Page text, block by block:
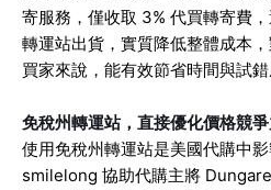
寄服務，僅收取 3% 代買轉寄費
轉運站出貨，實質降低整體成本
買家來說，能有效節省時間與試錯
免稅州轉運站，直接優化價格競
使用免稅州轉運站是美國代購中影
smilelong 協助代購主將